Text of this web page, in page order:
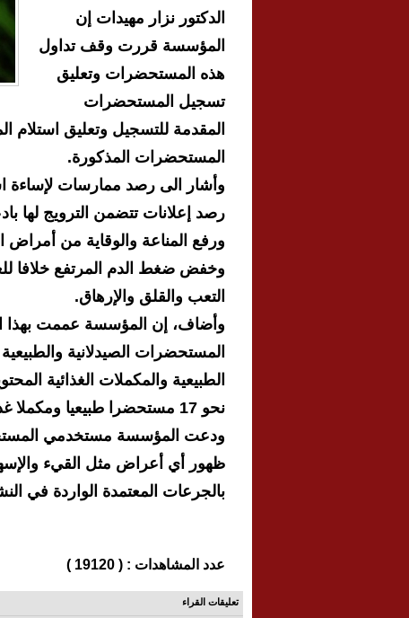
الدكتور نزار مهيدات إن
المؤسسة قررت وقف تداول
هذه المستحضرات وتعليق
تسجيل المستحضرات
المقدمة للتسجيل وتعليق استلام
المستحضرات المذكورة.
وأشار الى رصد ممارسات لإساءة
رصد إعلانات تتضمن الترويج لها
ورفع المناعة والوقاية من
وخفض ضغط الدم المرتفع خلافا
التعب والقلق والإرهاق.
وأضاف، إن المؤسسة عممت بهذا
المستحضرات الصيدلانية
الطبيعية والمكملات الغذائية
نحو 17 مستحضرا طبيعيا ومكملا غذائيا خضعت لقرار تعليق الإجازة.
ودعت المؤسسة مستخدمي
ظهور أي أعراض مثل القيء
بالجرعات المعتمدة الواردة في
عدد المشاهدات : ( 19120 )
تعليقات القراء